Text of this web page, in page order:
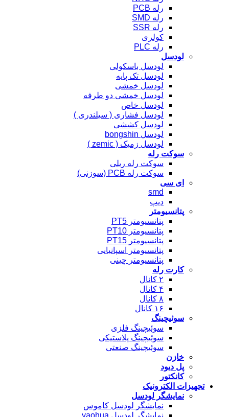
رله PCB
رله SMD
رله SSR
کولری
رله PLC
لودسل
لودسل باسکولی
لودسل تک پایه
لودسل خمشی
لودسل خمشی دو طرفه
لودسل خاص
لودسل فشاری ( سیلندری )
لودسل کششی
لودسل bongshin
لودسل زمیک ( zemic )
سوکت رله
سوکت رله ریلی
سوکت رله PCB (سوزنی)
ای سی
smd
دیپ
پتانسیومتر
پتانسیومتر PT5
پتانسیومتر PT10
پتانسیومتر PT15
پتانسیومتر اسپانیایی
پتانسیومتر چینی
کارت رله
۲ کانال
۴ کانال
۸ کانال
۱۶ کانال
سوئیچینگ
سوئیچینگ فلزی
سوئیچینگ پلاستیکی
سوئیچینگ صنعتی
خازن
پل دیود
کانکتور
تجهیزات الکترونیک
نمایشگر لودسل
نمایشگر لودسل کاموس
نمایشگر لودسل yaohua